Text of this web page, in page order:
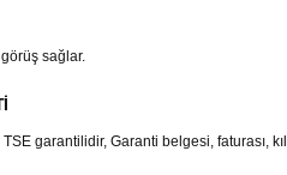
sağlar.
garantilidir, Garanti belgesi, faturası,